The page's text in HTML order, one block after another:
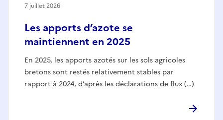
Les apports d’azote se
maintiennent en 2025
En 2025, les apports azotés sur les sols agricoles
bretons sont restés relativement stables par
rapport à 2024, d’après les déclarations de flux (…)
7 juillet 2026